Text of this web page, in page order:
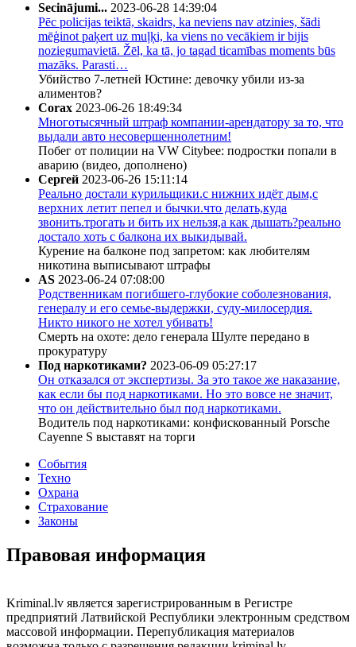
Secinājumi... 2023-06-28 14:39:04
Pēc policijas teiktā, skaidrs, ka neviens nav atzinies, šādi
mēģinot paķert uz muļķi, ka viens no vecākiem ir bijis
noziegumavietā. Žēl, ka tā, jo tagad ticamības moments būs
mazāks. Parasti…
Убийство 7-летней Юстине: девочку убили из-за
алиментов?
Corax 2023-06-26 18:49:34
Многотысячный штраф компании-арендатору за то, что
выдали авто несовершеннолетним!
Побег от полиции на VW Citybee: подростки попали в
аварию (видео, дополнено)
Сергей 2023-06-26 15:11:14
Реально достали курильщики.с нижних идёт дым,с
верхних летит пепел и бычки.что делать,куда
звонить.трогать и бить их нельзя,а как дышать?реально
достало хоть с балкона их выкидывай.
Курение на балконе под запретом: как любителям
никотина выписывают штрафы
AS 2023-06-24 07:08:00
Родственникам погибшего-глубокие соболезнования,
генералу и его семье-выдержки, суду-милосердия.
Никто никого не хотел убивать!
Смерть на охоте: дело генерала Шулте передано в
прокуратуру
Под наркотиками? 2023-06-09 05:27:17
Он отказался от экспертизы. За это такое же наказание,
как если бы под наркотиками. Но это вовсе не значит,
что он действительно был под наркотиками.
Водитель под наркотиками: конфискованный Porsche
Cayenne S выставят на торги
События
Техно
Охрана
Страхование
Законы
Правовая информация
Kriminal.lv является зарегистрированным в Регистре
предприятий Латвийской Республики электронным средством
массовой информации. Перепубликация материалов